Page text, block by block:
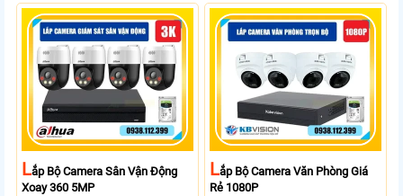
LẮp Bộ Camera Sân Vận Động
Xoay 360 5MP
LẮp Bộ Camera Văn Phòng Giá
Rẻ 1080P